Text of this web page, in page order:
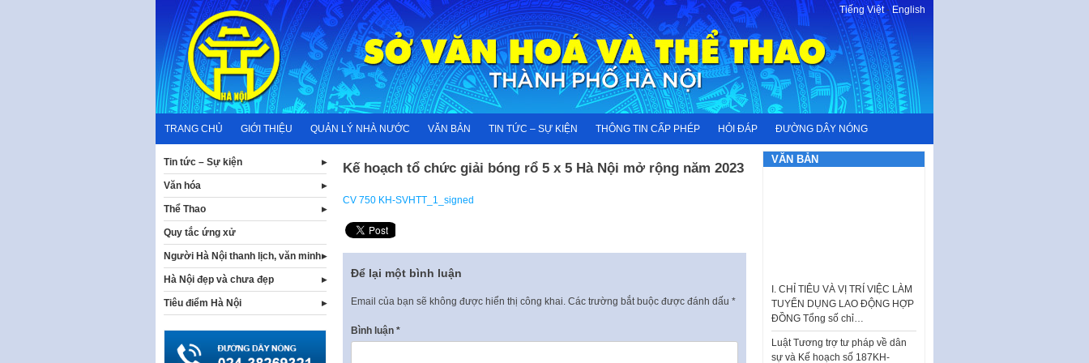
content
Tiếng Việt-English
TRANG CHỦ GIỚI THIỆU QUẢN LÝ NHÀ NƯỚC VĂN BẢN TIN TỨC – SỰ KIỆN THÔNG TIN CẤP PHÉP HỎI ĐÁP ĐƯỜNG DÂY NÓNG
Kế hoạch tổ chức giải bóng rổ 5 x 5 Hà Nội mở rộng năm 2023
CV 750 KH-SVHTT_1_signed
Để lại một bình luận
Email của bạn sẽ không được hiển thị công khai. Các trường bắt buộc được đánh dấu *
Bình luận *
Tin tức – Sự kiện
Văn hóa
Thể Thao
Quy tắc ứng xử
Người Hà Nội thanh lịch, văn minh
Hà Nội đẹp và chưa đẹp
Tiêu điểm Hà Nội
VĂN BẢN
TUYỂN DỤNG LAO ĐỘNG HỢP
ĐỒNG Tổng số chỉ…
Luật Tương trợ tư pháp về dân
sự và Kế hoạch số 187KH-
UBND ngày 0752026 của